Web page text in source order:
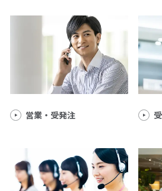
営業・受発注